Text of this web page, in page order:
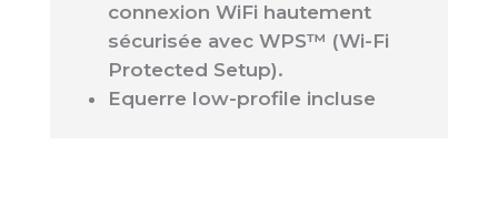
connexion WiFi hautement
sécurisée avec WPS™ (Wi-Fi
Protected Setup).
Equerre low-profile incluse